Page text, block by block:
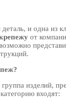
и одна из
от
изделий,
входят: